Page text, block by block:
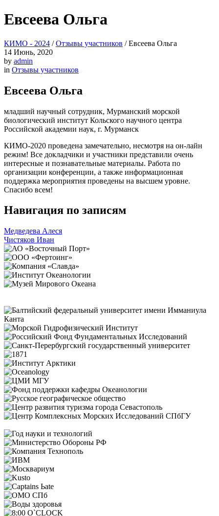
Евсеева Ольга
КИМО - 2024 /Отзывы участников /Евсеева Ольга
14 Июнь, 2020
by admin
in Отзывы участников
Евсеева Ольга
младший научный сотрудник, Мурманский морской
биологический институт Кольского научного центра
Российской академии наук, г. Мурманск
КИМО-2020 проведена замечательно, несмотря на он-лайн
режим! Все докладчики и участники представили очень
интересные и познавательные материалы. Работа по
организации конференции, а также информационная
поддержка мероприятия проведены на высшем уровне.
Спасибо всем!
Навигация по записям
Медведева Алеся
Чистяков Иван